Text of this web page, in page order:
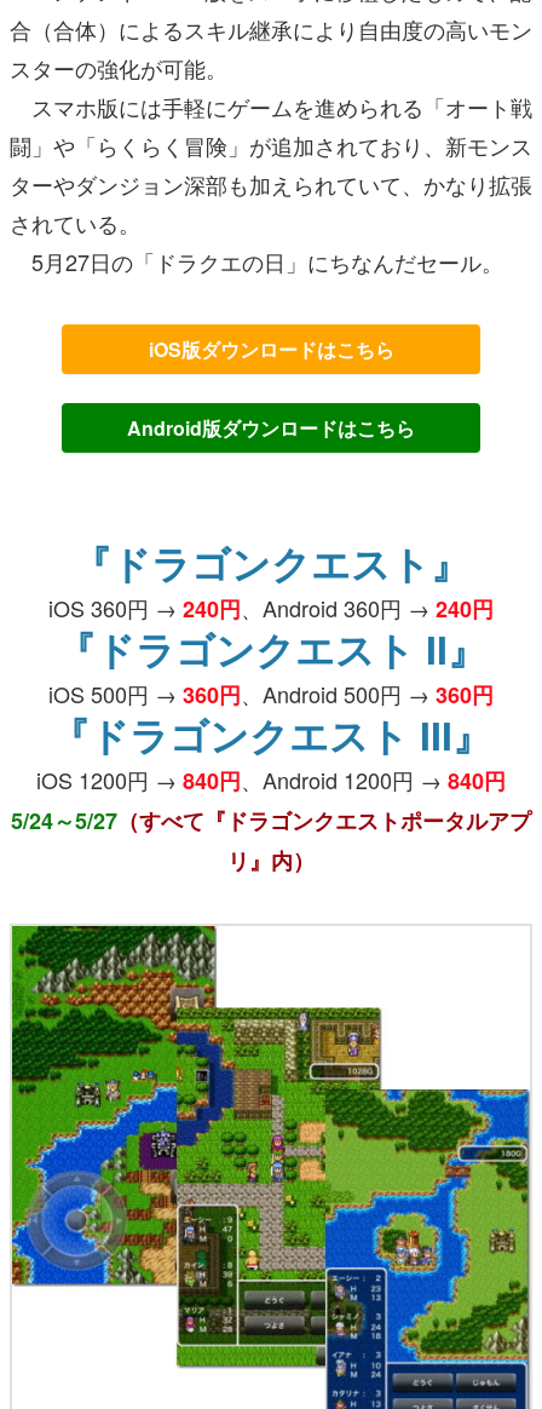
合（合体）によるスキル継承により自由度の高いモン
スターの強化が可能。
スマホ版には手軽にゲームを進められる「オート戦
闘」や「らくらく冒険」が追加されており、新モンス
ターやダンジョン深部も加えられていて、かなり拡張
されている。
5月27日の「ドラクエの日」にちなんだセール。
iOS版ダウンロードはこちら
Android版ダウンロードはこちら
『ドラゴンクエスト』
iOS 360円 → 240円、Android 360円 → 240円
『ドラゴンクエスト II』
iOS 500円 → 360円、Android 500円 → 360円
『ドラゴンクエスト III』
iOS 1200円 → 840円、Android 1200円 → 840円
5/24～5/27 （すべて『ドラゴンクエストポータルアプ
リ』内）